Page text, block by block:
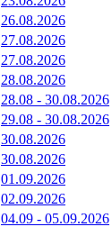
26.08.2026
27.08.2026
27.08.2026
28.08.2026
28.08 - 30.08.2026
29.08 - 30.08.2026
30.08.2026
30.08.2026
01.09.2026
02.09.2026
04.09 - 05.09.2026